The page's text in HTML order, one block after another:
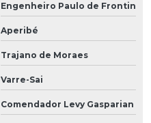
Engenheiro Paulo de Frontin
Aperibé
Trajano de Moraes
Varre-Sai
Comendador Levy Gasparian